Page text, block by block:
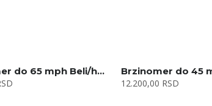
Brzinomer do 65 mph Beli/hrom
12.200,00 RSD